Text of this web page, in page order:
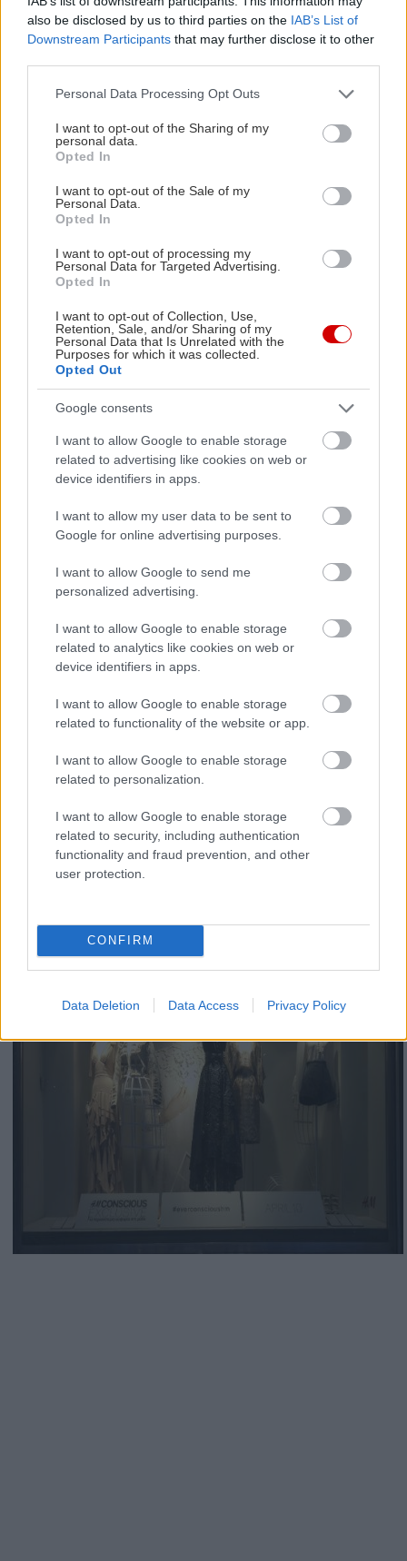
also be disclosed by us to third parties on the IAB’s List of
Downstream Participants that may further disclose it to other
Please note that this website/app uses one or more Google
not limited to your visit or usage behaviour. You may click to
grant or deny consent to Google and its third-party tags to
use your data for below specified purposes in below Google
consent section.
Personal Data Processing Opt Outs
I want to opt-out of the Sharing of my
personal data.
Opted In
I want to opt-out of the Sale of my
Personal Data.
Opted In
I want to opt-out of processing my
Personal Data for Targeted Advertising.
Opted In
I want to opt-out of Collection, Use,
Retention, Sale, and/or Sharing of my
Personal Data that Is Unrelated with the
Purposes for which it was collected.
Opted Out
Google consents
I want to allow Google to enable storage
related to advertising like cookies on web or
device identifiers in apps.
I want to allow my user data to be sent to
Google for online advertising purposes.
I want to allow Google to send me
personalized advertising.
I want to allow Google to enable storage
related to analytics like cookies on web or
device identifiers in apps.
I want to allow Google to enable storage
related to functionality of the website or app.
I want to allow Google to enable storage
related to personalization.
I want to allow Google to enable storage
related to security, including authentication
functionality and fraud prevention, and other
user protection.
CONFIRM
Data Deletion Data Access Privacy Policy